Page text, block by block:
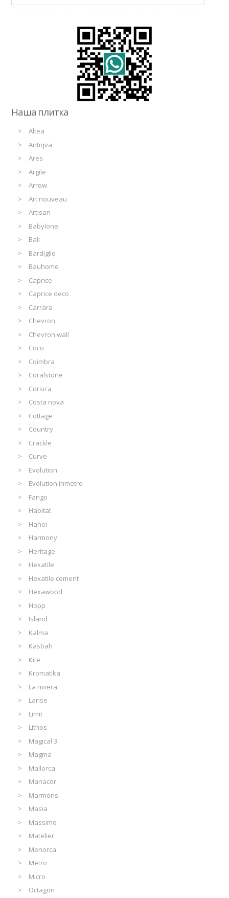
Наша плитка
Altea
Antiqva
Ares
Argile
Arrow
Art nouveau
Artisan
Babylone
Bali
Bardiglio
Bauhome
Caprice
Caprice deco
Carrara
Chevron
Chevron wall
Coco
Coimbra
Coralstone
Corsica
Costa nova
Cottage
Country
Crackle
Curve
Evolution
Evolution inmetro
Fango
Habitat
Hanoi
Harmony
Heritage
Hexatile
Hexatile cement
Hexawood
Hopp
Island
Kalma
Kasbah
Kite
Kromatika
La riviera
Lanse
Limit
Lithos
Magical 3
Magma
Mallorca
Manacor
Marmoris
Masia
Massimo
Matelier
Menorca
Metro
Micro
Octagon